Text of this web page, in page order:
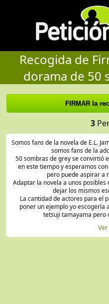
Recogida de
dorama de 50
3
Somos fans de la novela de E.L.
somos fans de la
50 sombras de grey se convirtió
en este tiempo y esperamos
pero puede aspirar a
Adaptar la novela a unos
dejar los mismos
La cantidad de actores para el
poner un ejemplo yo escogería
tetsuji tamayama pero
Ver